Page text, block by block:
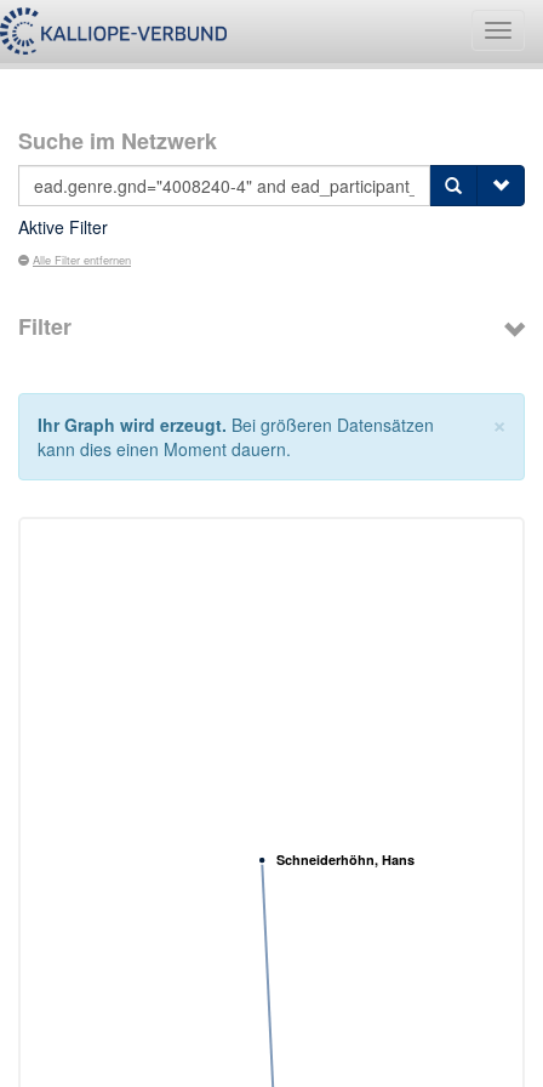
Suche im Netzwerk
Aktive Filter
Alle Filter entfernen
Filter
×
Ihr Graph wird erzeugt. Bei größeren Datensätzen
kann dies einen Moment dauern.
Schneiderhöhn, Hans